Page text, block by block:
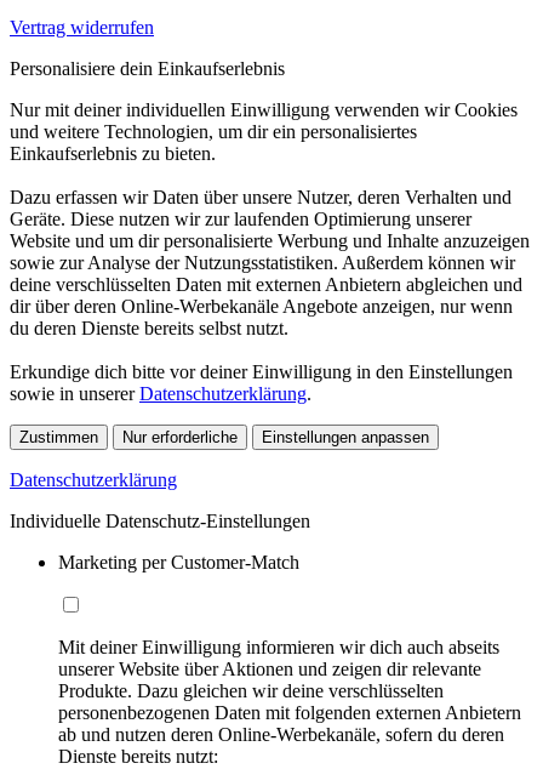
Vertrag widerrufen
Personalisiere dein Einkaufserlebnis
Nur mit deiner individuellen Einwilligung verwenden wir Cookies
und weitere Technologien, um dir ein personalisiertes
Einkaufserlebnis zu bieten.
Dazu erfassen wir Daten über unsere Nutzer, deren Verhalten und
Geräte. Diese nutzen wir zur laufenden Optimierung unserer
Website und um dir personalisierte Werbung und Inhalte anzuzeigen
sowie zur Analyse der Nutzungsstatistiken. Außerdem können wir
deine verschlüsselten Daten mit externen Anbietern abgleichen und
dir über deren Online-Werbekanäle Angebote anzeigen, nur wenn
du deren Dienste bereits selbst nutzt.
Erkundige dich bitte vor deiner Einwilligung in den Einstellungen
sowie in unsererDatenschutzerklärung.
Zustimmen Nur erforderliche Einstellungen anpassen
Datenschutzerklärung
Individuelle Datenschutz-Einstellungen
Marketing per Customer-Match
Mit deiner Einwilligung informieren wir dich auch abseits
unserer Website über Aktionen und zeigen dir relevante
Produkte. Dazu gleichen wir deine verschlüsselten
personenbezogenen Daten mit folgenden externen Anbietern
ab und nutzen deren Online-Werbekanäle, sofern du deren
Dienste bereits nutzt: